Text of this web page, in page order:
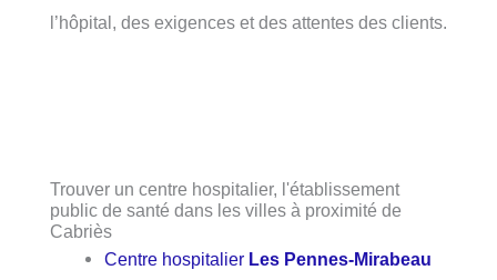
l’hôpital, des exigences et des attentes des clients.
Trouver un centre hospitalier, l'établissement
public de santé dans les villes à proximité de
Cabriès
Centre hospitalier Les Pennes-Mirabeau